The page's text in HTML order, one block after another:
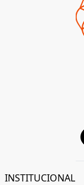
INSTITUCIONAL